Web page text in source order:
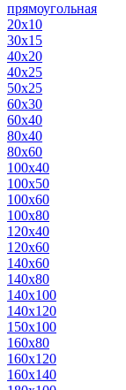
прямоугольная
20х10
30х15
40х20
40х25
50х25
60х30
60х40
80х40
80х60
100х40
100х50
100х60
100х80
120х40
120х60
140х60
140х80
140х100
140х120
150х100
160х80
160х120
160х140